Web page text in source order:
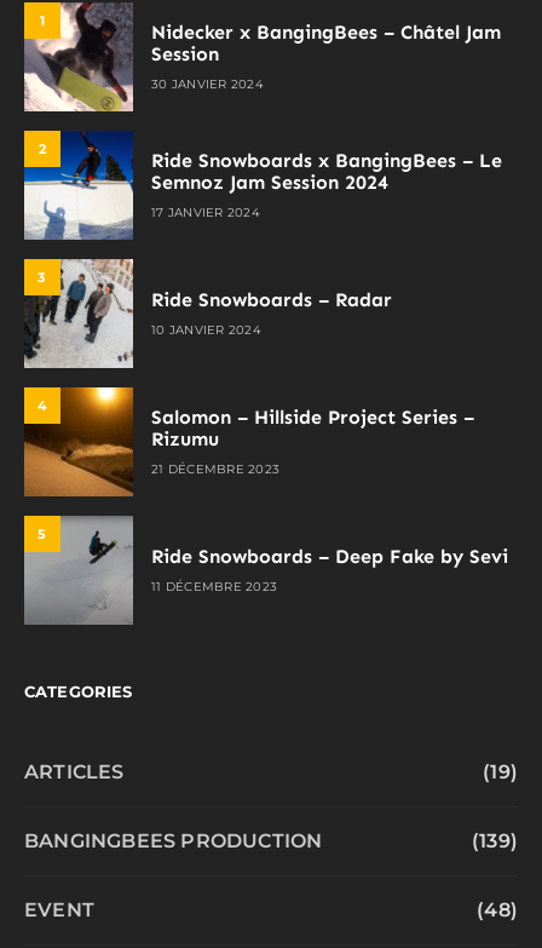
1
Nidecker x BangingBees – Châtel Jam
Session
30 JANVIER 2024
2
Ride Snowboards x BangingBees – Le
Semnoz Jam Session 2024
17 JANVIER 2024
3
Ride Snowboards – Radar
10 JANVIER 2024
4
Salomon – Hillside Project Series –
Rizumu
21 DÉCEMBRE 2023
5
Ride Snowboards – Deep Fake by Sevi
11 DÉCEMBRE 2023
CATEGORIES
ARTICLES (19)
BANGINGBEES PRODUCTION (139)
EVENT (48)